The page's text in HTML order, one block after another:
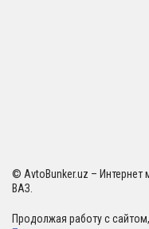
© AvtoBunker.uz – Интернет
ВАЗ.
Продолжая работу с